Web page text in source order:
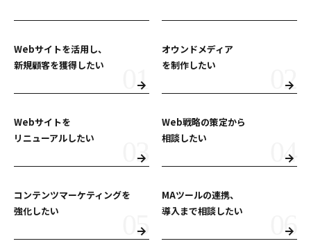
Webサイトを活用し、
新規顧客を獲得したい
オウンドメディア
を制作したい
Webサイトを
リニューアルしたい
Web戦略の策定から
相談したい
コンテンツマーケティングを
強化したい
MAツールの連携、
導入まで相談したい